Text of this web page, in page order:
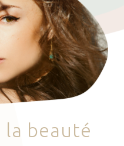
la beauté